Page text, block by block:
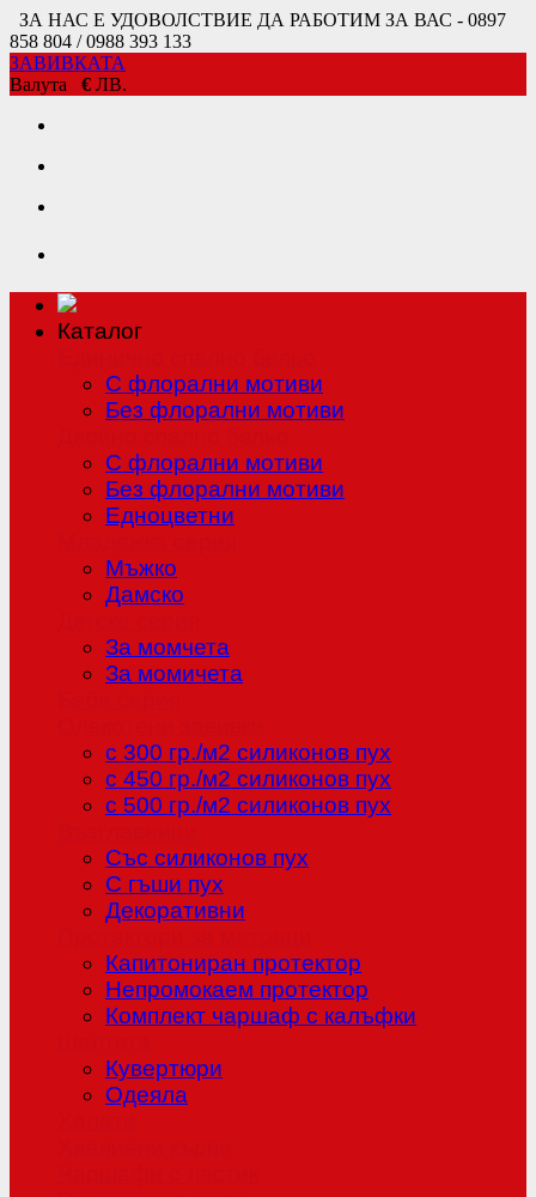
ЗА НАС Е УДОВОЛСТВИЕ ДА РАБОТИМ ЗА ВАС - 0897
858 804 / 0988 393 133
ЗАВИВКАТА
Валута € ЛВ.
Каталог
С флорални мотиви
Без флорални мотиви
С флорални мотиви
Без флорални мотиви
Едноцветни
Мъжко
Дамско
За момчета
За момичета
с 300 гр./м2 силиконов пух
с 450 гр./м2 силиконов пух
с 500 гр./м2 силиконов пух
Със силиконов пух
С гъши пух
Декоративни
Капитониран протектор
Непромокаем протектор
Комплект чаршаф с калъфки
Кувертюри
Одеяла